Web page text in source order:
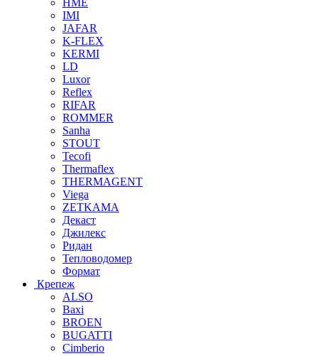
IMI
JAFAR
K-FLEX
KERMI
LD
Luxor
Reflex
RIFAR
ROMMER
Sanha
STOUT
Tecofi
Thermaflex
THERMAGENT
Viega
ZETKAMA
Декаст
Джилекс
Ридан
Тепловодомер
Формат
Крепеж
ALSO
Baxi
BROEN
BUGATTI
Cimberio